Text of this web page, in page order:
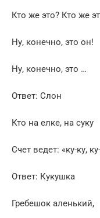
Кто же это? Кто же
Ну, конечно, это он!
Ну, конечно, это …
Ответ: Слон
Кто на елке, на суку
Счет ведет: «ку-ку,
Ответ: Кукушка
Гребешок аленький,